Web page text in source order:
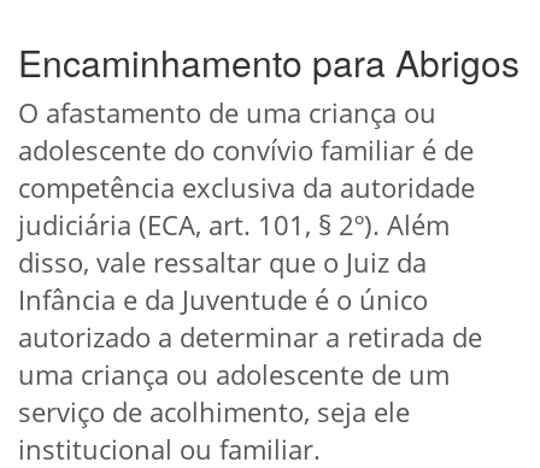
Encaminhamento para Abrigos
O afastamento de uma criança ou
adolescente do convívio familiar é de
competência exclusiva da autoridade
judiciária (ECA, art. 101, § 2º). Além
disso, vale ressaltar que o Juiz da
Infância e da Juventude é o único
autorizado a determinar a retirada de
uma criança ou adolescente de um
serviço de acolhimento, seja ele
institucional ou familiar.